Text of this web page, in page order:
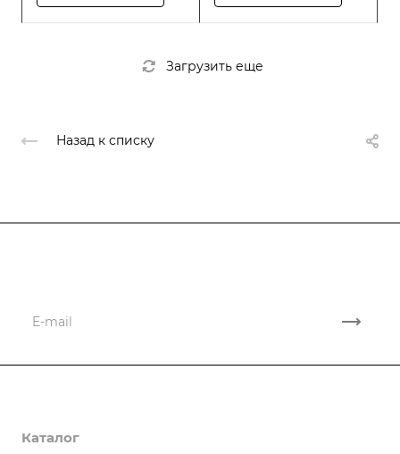
Загрузить еще
Назад к списку
О компании
Каталог